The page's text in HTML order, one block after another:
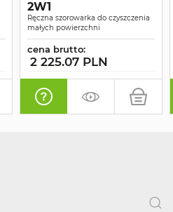
2W1
Ręczna szorowarka do czyszczenia
małych powierzchni
cena brutto:
2 225.07 PLN